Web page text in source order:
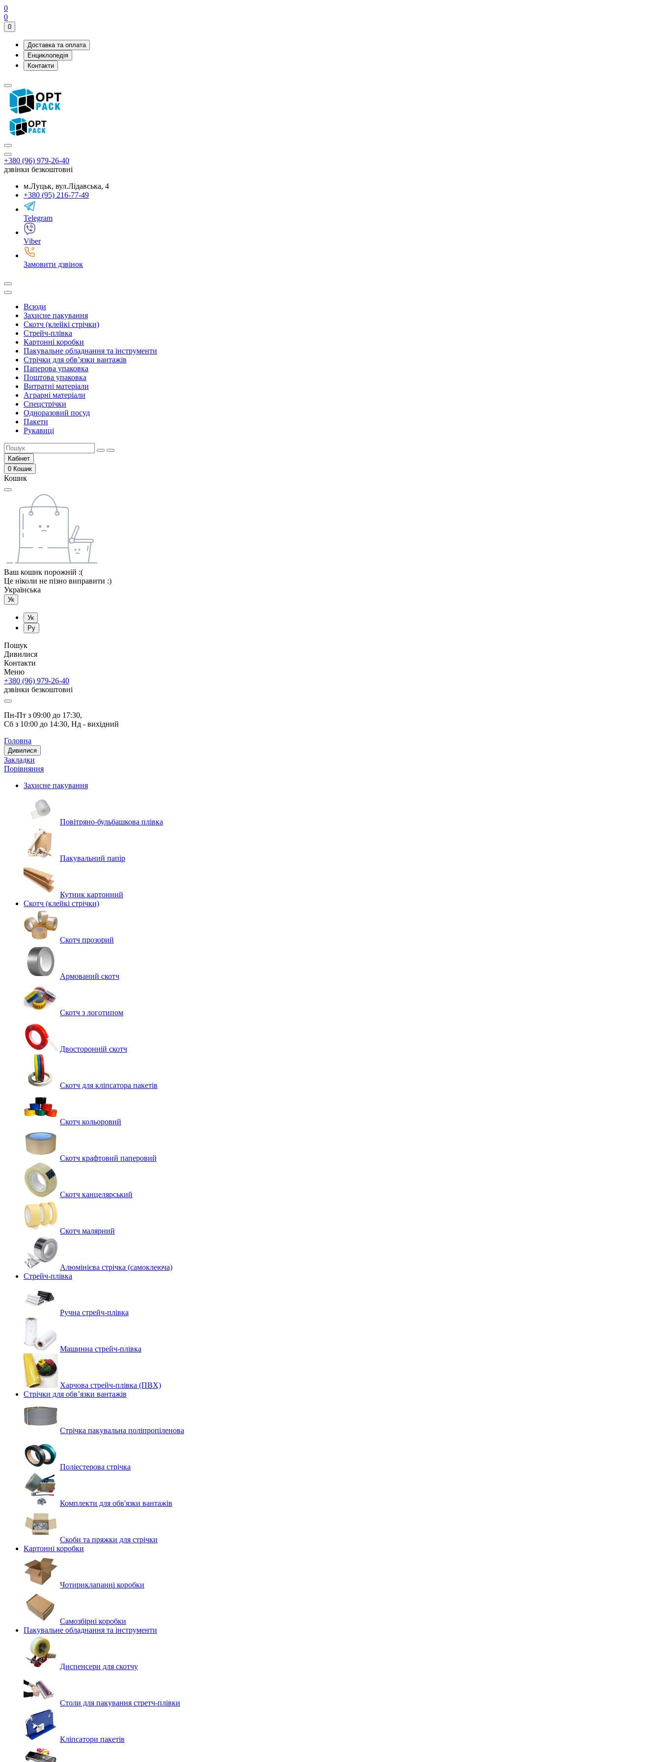
0
0
0
Доставка та оплата
Енциклопедія
Контакти
+380 (96) 979-26-40
дзвінки безкоштовні
м.Луцьк, вул.Лідавська, 4
+380 (95) 216-77-49
Telegram
Viber
Замовити дзвінок
Всюди
Захисне пакування
Скотч (клейкі стрічки)
Стрейч-плівка
Картонні коробки
Пакувальне обладнання та інструменти
Стрічки для обв’язки вантажів
Паперова упаковка
Поштова упаковка
Витратні матеріали
Аграрні матеріали
Спецстрічки
Одноразовий посуд
Пакети
Рукавиці
Кабінет
0 Кошик
Кошик
Ваш кошик порожній :(
Це ніколи не пізно виправити :)
Українська
Ук
Ук
Ру
Пошук
Дивилися
Контакти
Меню
+380 (96) 979-26-40
дзвінки безкоштовні
Пн-Пт з 09:00 до 17:30,
Сб з 10:00 до 14:30, Нд - вихідний
Головна
Дивилися
Закладки
Порівняння
Захисне пакування
Повітряно-бульбашкова плівка
Пакувальний папір
Кутник картонний
Скотч (клейкі стрічки)
Скотч прозорий
Армований скотч
Скотч з логотипом
Двосторонній скотч
Скотч для кліпсатора пакетів
Скотч кольоровий
Скотч крафтовий паперовий
Скотч канцелярський
Скотч малярний
Алюмінієва стрічка (самоклеюча)
Стрейч-плівка
Ручна стрейч-плівка
Машинна стрейч‑плівка
Харчова стрейч-плівка (ПВХ)
Стрічки для обв’язки вантажів
Стрічка пакувальна поліпропіленова
Поліестерова стрічка
Комплекти для обв'язки вантажів
Скоби та пряжки для стрічки
Картонні коробки
Чотириклапанні коробки
Самозбірні коробки
Пакувальне обладнання та інструменти
Диспенсери для скотчу
Столи для пакування стретч-плівки
Кліпсатори пакетів